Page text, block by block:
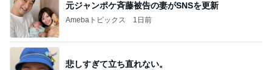
元ジャンポケ斉藤被告の妻がSNSを更新
Amebaトピックス 1日前
悲しすぎて立ち直れない。